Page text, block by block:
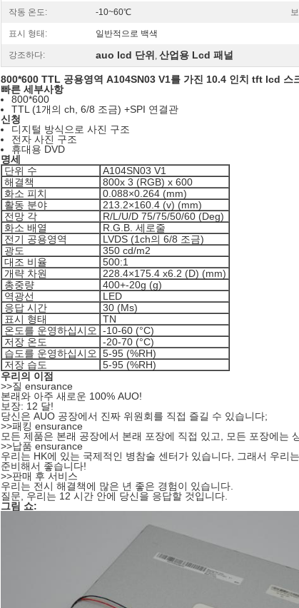
작동 온도: -10~60℃
표시 형태: 일반적으로 백색
강조하다: auo lcd 단위 , 산업용 Lcd 패널
800*600 TTL 공용영역 A104SN03 V1를 가진 10.4 인치 tft lcd 스
빠른 세부사항
800*600
TTL (1개의 ch, 6/8 조금) +SPI 연결관
신청
디지털 방식으로 사진 구조
전자 사진 구조
휴대용 DVD
명세
단위 수
A104SN03 V1
해결책
800x 3 (RGB) x 600
화소 피치
0.088×0.264 (mm)
활동 분야
213.2×160.4 (v) (mm)
전망 각
R/L/U/D 75/75/50/60 (Deg)
화소 배열
R.G.B. 세로줄
전기 공용영역
LVDS (1ch의 6/8 조금)
광도
350 cd/m2
대조 비율
500:1
개략 차원
228.4×175.4 x6.2 (D) (mm)
총중량
400+-20g (g)
역광선
LED
응답 시간
30 (Ms)
표시 형태
TN
온도를 운영하십시오
-10-60 (°C)
저장 온도
-20-70 (°C)
습도를 운영하십시오
5-95 (%RH)
저장 습도
5-95 (%RH)
우리의 이점
>>질 ensurance
본래와 아주 새로운 100% AUO!
보장: 12 달!
당신은 AUO 공장에서 진짜 위원회를 직접 즐길 수 있습니다;
>>패킹 ensurance
모든 제품은 본래 공장에서 본래 포장에 직접 있고, 모든 포장에는
>>납품 ensurance
우리는 HK에 있는 국제적인 병참술 센터가 있습니다, 그래서 우리
준비해서 좋습니다!
>>판매 후 서비스
우리는 전시 해결책에 많은 년 좋은 경험이 있습니다.
질문, 우리는 12 시간 안에 당신을 응답할 것입니다.
그림 쇼: